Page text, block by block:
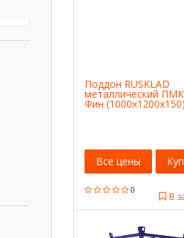
Поддон RUSKLAD
металлический
Фин (1000х1200х150)
0
В
Все цены